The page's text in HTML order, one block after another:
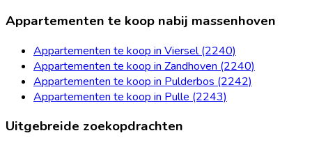
Appartementen te koop nabij massenhoven
Appartementen te koop in Viersel (2240)
Appartementen te koop in Zandhoven (2240)
Appartementen te koop in Pulderbos (2242)
Appartementen te koop in Pulle (2243)
Uitgebreide zoekopdrachten